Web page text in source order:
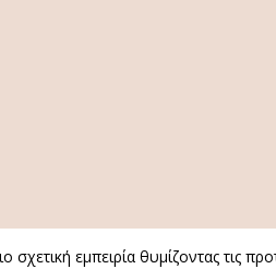
εμπειρία θυμίζοντας τις